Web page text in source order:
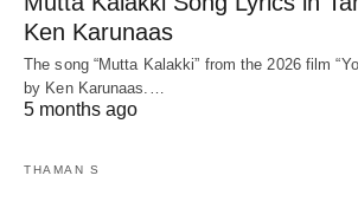
Ken Karunaas
The song “Mutta Kalakki” from the 2026 film
by Ken Karunaas.…
5 months ago
THAMAN S